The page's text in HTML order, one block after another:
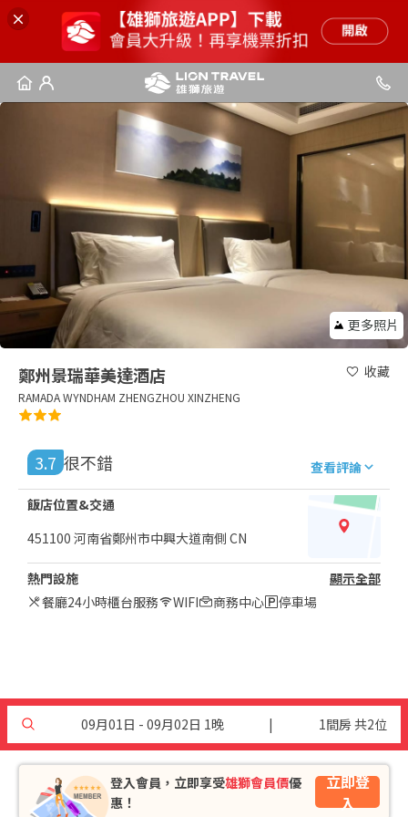
更多照片
鄭州景瑞華美達酒店
RAMADA WYNDHAM ZHENGZHOU XINZHENG
收藏
3.7 很不錯 查看評論
飯店位置&交通
451100 河南省鄭州市中興大道南側 CN
熱門設施
顯示全部
餐廳24小時櫃台服務 WIFI 商務中心 停車場
09月01日 - 09月02日 1晚 | 1間房 共2位
登入會員，立即享受雄獅會員價優
惠！
立即登
入